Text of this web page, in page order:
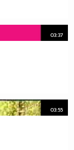
03:37
03:55